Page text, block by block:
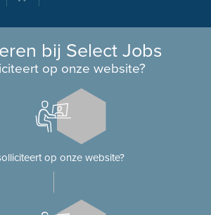
bij Select Jobs
op onze website?
op onze website?